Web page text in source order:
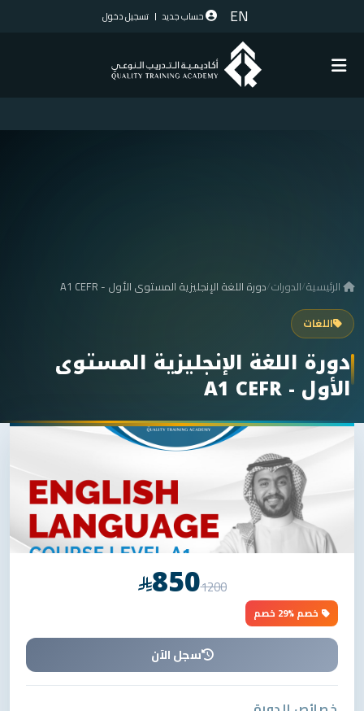
EN حساب جديد تسجيل دخول
الرئيسية/الدورات/دورة اللغة الإنجليزية المستوى الأول - A1 CEFR
اللغات
دورة اللغة الإنجليزية المستوى
الأول - A1 CEFR
1200
850
خصم %29 خصم
سجل الآن